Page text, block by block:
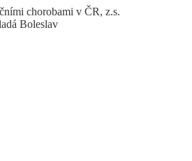
chorobami v ČR, z.s.
Boleslav